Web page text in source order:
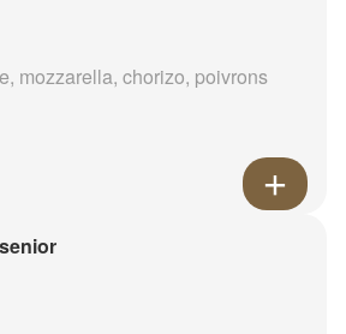
mozzarella, chorizo, poivrons